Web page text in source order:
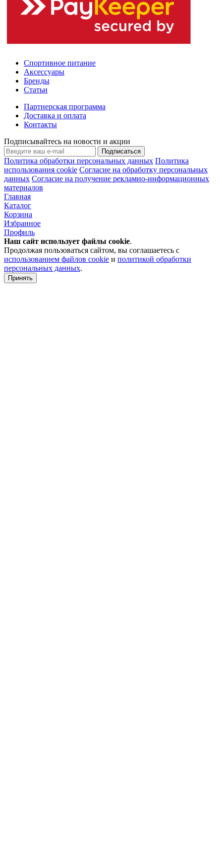
Спортивное питание
Аксессуары
Бренды
Статьи
Партнерская программа
Доставка и оплата
Контакты
Подписывайтесь на новости и акции
Подписаться
Политика обработки персональных данных Политика
использования cookie Согласие на обработку персональных
данных Согласие на получение рекламно-информационных
материалов
Главная
Каталог
Корзина
Избранное
Профиль
Наш сайт использует файлы cookie.
Продолжая пользоваться сайтом, вы соглашаетесь с
использованием файлов cookie и политикой обработки
персональных данных.
Принять